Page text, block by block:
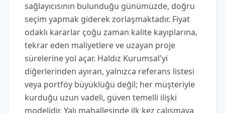
sağlayıcısının bulunduğu günümüzde, doğru
seçim yapmak giderek zorlaşmaktadır. Fiyat
odaklı kararlar çoğu zaman kalite kayıplarına,
tekrar eden maliyetlere ve uzayan proje
sürelerine yol açar. Haldız Kurumsal'yi
diğerlerinden ayıran, yalnızca referans listesi
veya portföy büyüklüğü değil; her müşteriyle
kurduğu uzun vadeli, güven temelli ilişki
modelidir. Yalı mahallesinde ilk kez çalışmaya